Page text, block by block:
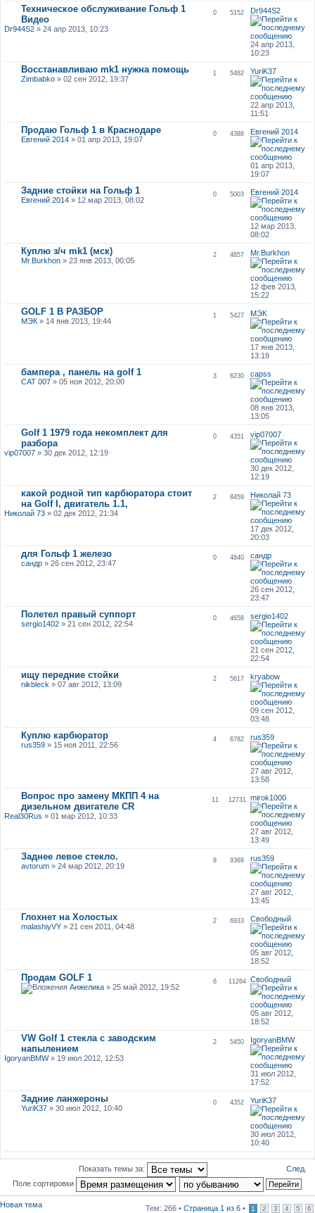
Техническое обслуживание Гольф 1
Видео
Dr944S2» 24 апр 2013, 10:23
0 5152 Dr944S2
24 апр 2013,
10:23
Восстанавливаю mk1 нужна помощь
Zimbabko» 02 сен 2012, 19:37
1 5482 YuriK37
22 апр 2013,
11:51
Продаю Гольф 1 в Краснодаре
Евгений 2014» 01 апр 2013, 19:07
0 4388 Евгений 2014
01 апр 2013,
19:07
Задние стойки на Гольф 1
Евгений 2014» 12 мар 2013, 08:02
0 5003 Евгений 2014
12 мар 2013,
08:02
Куплю з/ч mk1 (мск)
Mr.Burkhon» 23 янв 2013, 00:05
2 4857 Mr.Burkhon
12 фев 2013,
15:22
GOLF 1 В РАЗБОР
МЭК» 14 янв 2013, 19:44
1 5427 МЭК
17 янв 2013,
13:19
бампера , панель на golf 1
CAT 007» 05 ноя 2012, 20:00
3 6230 capss
08 янв 2013,
13:05
Golf 1 1979 года некомплект для
разбора
vip07007» 30 дек 2012, 12:19
0 4351 vip07007
30 дек 2012,
12:19
какой родной тип карбюратора стоит
на Golf I, двигатель 1.1,
Николай 73» 02 дек 2012, 21:34
2 8459 Николай 73
17 дек 2012,
20:03
для Гольф 1 железо
сандр» 26 сен 2012, 23:47
0 4840 сандр
26 сен 2012,
23:47
Полетел правый суппорт
sergio1402» 21 сен 2012, 22:54
0 4658 sergio1402
21 сен 2012,
22:54
ищу передние стойки
nikbleck » 07 авг 2012, 13:09
2 5617 kryabow
09 сен 2012,
03:48
Куплю карбюратор
rus359» 15 ноя 2011, 22:56
4 6782 rus359
27 авг 2012,
13:58
Вопрос про замену МКПП 4 на
дизельном двигателе CR
Real30Rus » 01 мар 2012, 10:33
11 12731 mirok1000
27 авг 2012,
13:49
Заднее левое стекло.
avtorum» 24 мар 2012, 20:19
8 9369 rus359
27 авг 2012,
13:45
Глохнет на Холостых
malashiyVY» 21 сен 2011, 04:48
2 6933 Свободный
05 авг 2012,
18:52
Продам GOLF 1
Анжелика» 25 май 2012, 19:52
6 11264 Свободный
05 авг 2012,
18:52
VW Golf 1 стекла с заводским
напылением
IgoryanBMW» 19 июл 2012, 12:53
2 5450 IgoryanBMW
31 июл 2012,
17:52
Задние ланжероны
YuriK37» 30 июл 2012, 10:40
0 4352 YuriK37
30 июл 2012,
10:40
След.
Показать темы за:
Поле сортировки
Новая тема Тем: 266 • Страница 1 из 6 • 1 2 3 4 5 6